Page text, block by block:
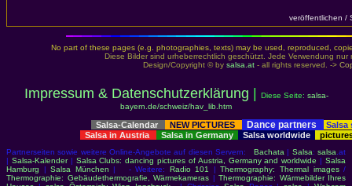
veröffentlichen /
No part of these pages (e.g. photographies, texts) may be used, reproduced,
Diese Bilder sind urheberrechtlich geschützt. Jede Verwendung
Design/Copyright © by salsa.at - all rights reserved. ->
Impressum & Datenschutzerklärung Diese Seite: salsa-
bayern.de/schweiz/hav_lib.htm
Salsa-Calendar NEW PICTURES Dance partners
Salsa
Salsa in Austria
Salsa in Germany Salsa worldwide
Partnerseiten sowie weitere Online-Angebote auf diesen Servern: Bachata | Salsa:salsa .at
| Salsa-Kalender| Salsa Clubs: dancing pictures of Austria, Germany and worldwide |Salsa
Hamburg |Salsa München | - Weitere: Radio 101 |Thermography: Thermal images/
Thermographie: Gebäudethermografie, Wärmekameras | Thermographie: Wärmebilder Ihres